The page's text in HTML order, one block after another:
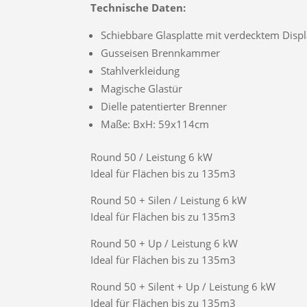
Technische Daten:
Schiebbare Glasplatte mit verdecktem
Gusseisen Brennkammer
Stahlverkleidung
Magische Glastür
Dielle patentierter Brenner
Maße: BxH: 59x114cm
Round 50 / Leistung 6 kW
Ideal für Flächen bis zu 135m3
Round 50 + Silen / Leistung 6 kW
Ideal für Flächen bis zu 135m3
Round 50 + Up / Leistung 6 kW
Ideal für Flächen bis zu 135m3
Round 50 + Silent + Up / Leistung 6 kW
Ideal für Flächen bis zu 135m3